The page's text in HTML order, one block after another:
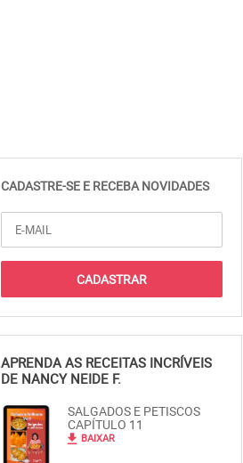
CADASTRE-SE E RECEBA NOVIDADES
APRENDA AS RECEITAS INCRÍVEIS
DE NANCY NEIDE F.
SALGADOS E PETISCOS
CAPÍTULO 11
file_download BAIXAR